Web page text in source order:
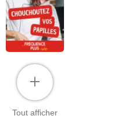
+
Tout afficher